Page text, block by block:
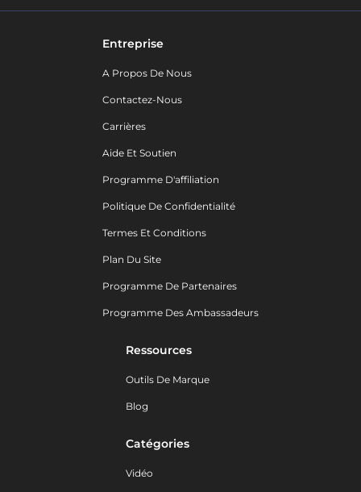
Entreprise
A Propos De Nous
Contactez-Nous
Carrières
Aide Et Soutien
Programme D'affiliation
Politique De Confidentialité
Termes Et Conditions
Plan Du Site
Programme De Partenaires
Programme Des Ambassadeurs
Ressources
Outils De Marque
Blog
Catégories
Vidéo